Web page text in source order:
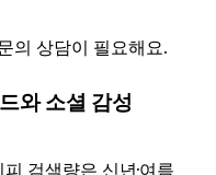
의 상담이 필요해요.
와 소셜 감성
검색량은 신년·여름